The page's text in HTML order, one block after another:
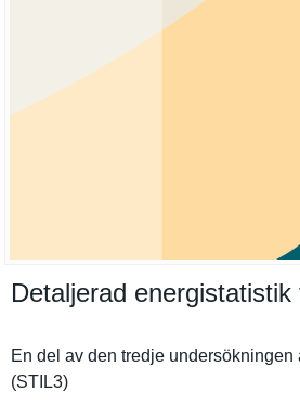
Detaljerad
En del av den tredje undersökni­ngen
(STIL3)